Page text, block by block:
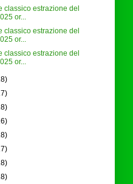
classico estrazione del
or...
classico estrazione del
or...
classico estrazione del
or...